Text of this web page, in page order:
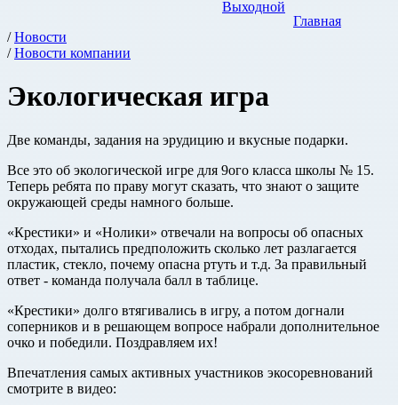
Выходной
Главная
/Новости
/Новости компании
Экологическая игра
Две команды, задания на эрудицию и вкусные подарки.
Все это об экологической игре для 9ого класса школы № 15.
Теперь ребята по праву могут сказать, что знают о защите
окружающей среды намного больше.
«Крестики» и «Нолики» отвечали на вопросы об опасных
отходах, пытались предположить сколько лет разлагается
пластик, стекло, почему опасна ртуть и т.д. За правильный
ответ - команда получала балл в таблице.
«Крестики» долго втягивались в игру, а потом догнали
соперников и в решающем вопросе набрали дополнительное
очко и победили. Поздравляем их!
Впечатления самых активных участников экосоревнований
смотрите в видео: